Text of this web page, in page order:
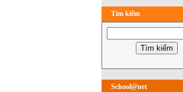
Tìm kiếm
School@net